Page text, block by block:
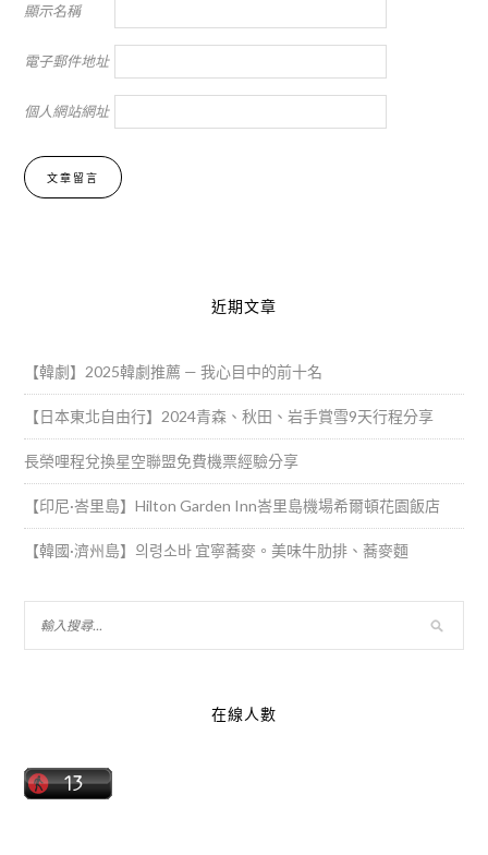
顯示名稱
電子郵件地址
個人網站網址
近期文章
【韓劇】2025韓劇推薦 — 我心目中的前十名
【日本東北自由行】2024青森、秋田、岩手賞雪9天行程分享
長榮哩程兌換星空聯盟免費機票經驗分享
【印尼·峇里島】Hilton Garden Inn峇里島機場希爾頓花園飯店
【韓國·濟州島】의령소바 宜寧蕎麥。美味牛肋排、蕎麥麵
在線人數